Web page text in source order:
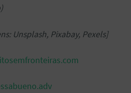
Unsplash, Pixabay, Pexels]